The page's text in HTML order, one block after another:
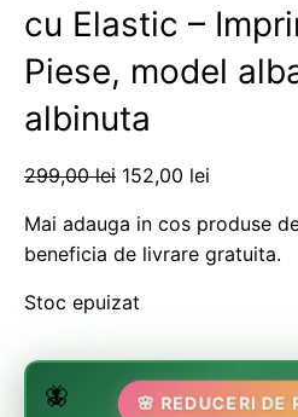
cu Elastic –
Piese, model
albinuta
299,00lei 152,00 lei
Mai adauga in cos produse
beneficia de livrare gratuita.
Stoc epuizat
🌷
🦋 🌸 REDUCERI DE